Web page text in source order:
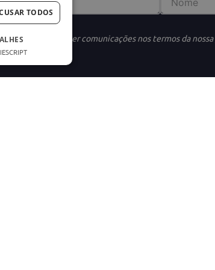
concorda em receber comunicações nos termos da nossa
TODOS